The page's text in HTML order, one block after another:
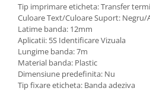
Tip imprimare eticheta: Transfer
Culoare Text/Culoare Suport: Negru/
Latime banda: 12mm
Aplicatii: 5S Identificare Vizuala
Lungime banda: 7m
Material banda: Plastic
Dimensiune predefinita: Nu
Tip fixare eticheta: Banda adeziva